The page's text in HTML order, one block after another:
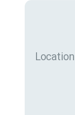
Location